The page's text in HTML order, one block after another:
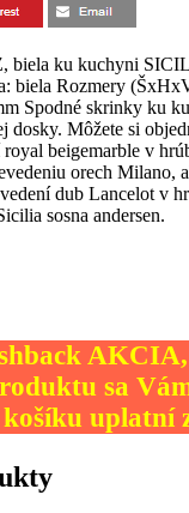
biela ku kuchyni
biela Rozmery
Spodné skrinky ku
dosky. Môžete si
beigemarble v
orech Milano,
dub Lancelot v
sosna andersen.
sa
uplatní